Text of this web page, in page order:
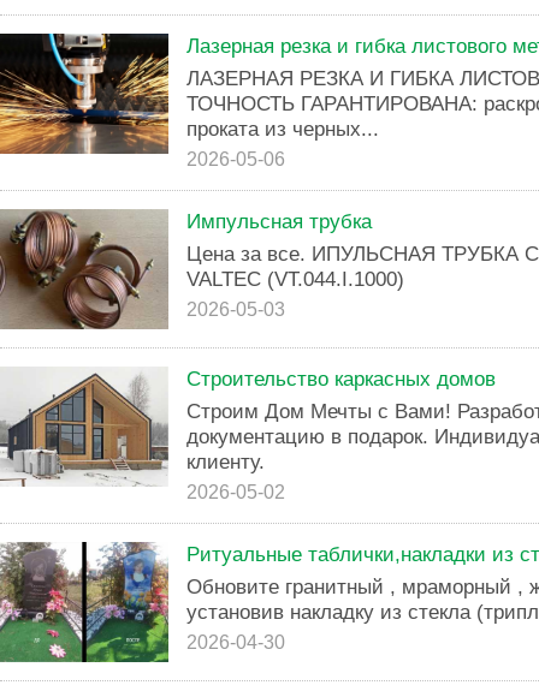
Лазерная резка и гибка листового
ЛАЗЕРНАЯ РЕЗКА И ГИБКА
ТОЧНОСТЬ ГАРАНТИРОВАНА:
проката из черных...
2026-05-06
Импульсная трубка
Цена за все. ИПУЛЬСНАЯ ТРУБКА
VALTEC (VT.044.I.1000)
2026-05-03
Строительство каркасных домов
Строим Дом Мечты с Вами!
документацию в подарок.
клиенту.
2026-05-02
Ритуальные таблички,накладки из
Обновите гранитный , мраморный ,
установив накладку из стекла
2026-04-30